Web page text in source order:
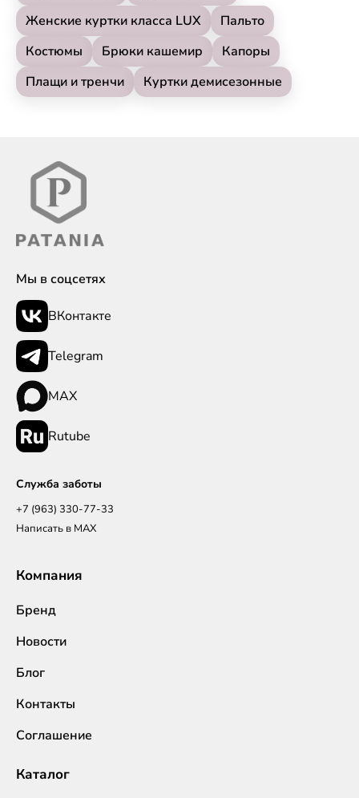
Женские куртки класса LUX
Пальто
Костюмы
Брюки кашемир
Капоры
Плащи и тренчи
Куртки демисезонные
Мы в соцсетях
ВКонтакте
Telegram
MAX
Rutube
Служба заботы
+7 (963) 330-77-33
Написать в MAX
Компания
Бренд
Новости
Блог
Контакты
Соглашение
Каталог